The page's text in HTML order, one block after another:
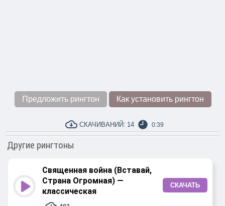
Предложить рингтон Как установить рингтон
СКАЧИВАНИЙ: 14 0:39
Другие рингтоны
Священная война (Вставай,
Страна Огромная) —
классическая
СКАЧАТЬ